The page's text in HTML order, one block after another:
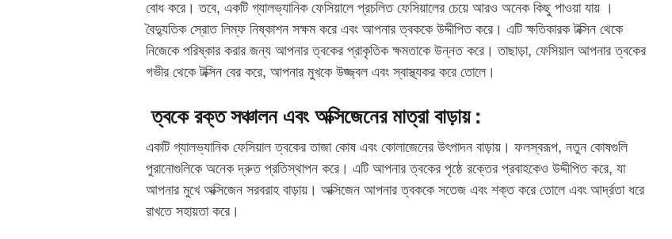
বোধ করে। তবে, একটি গ্যালভ্যানিক ফেসিয়ালে প্রচলিত ফেসিয়ালের চেয়ে আরও অনেক কিছু পাওয়া যায় ।
বৈদ্যুতিক স্রোত লিম্ফ নিষ্কাশন সক্ষম করে এবং আপনার ত্বককে উদ্দীপিত করে। এটি ক্ষতিকারক টক্সিন থেকে
নিজেকে পরিষ্কার করার জন্য আপনার ত্বকের প্রাকৃতিক ক্ষমতাকে উন্নত করে। তাছাড়া, ফেসিয়াল আপনার ত্বকের
গভীর থেকে টক্সিন বের করে, আপনার মুখকে উজ্জ্বল এবং স্বাস্থ্যকর করে তোলে।
ত্বকে রক্ত ​​সঞ্চালন এবং অক্সিজেনের মাত্রা বাড়ায় :
একটি গ্যালভ্যানিক ফেসিয়াল ত্বকের তাজা কোষ এবং কোলাজেনের উৎপাদন বাড়ায়। ফলস্বরূপ, নতুন কোষগুলি
পুরানোগুলিকে অনেক দ্রুত প্রতিস্থাপন করে। এটি আপনার ত্বকের পৃষ্ঠে রক্তের প্রবাহকেও উদ্দীপিত করে, যা
আপনার মুখে অক্সিজেন সরবরাহ বাড়ায়। অক্সিজেন আপনার ত্বককে সতেজ এবং শক্ত করে তোলে এবং আর্দ্রতা ধরে
রাখতে সহায়তা করে।